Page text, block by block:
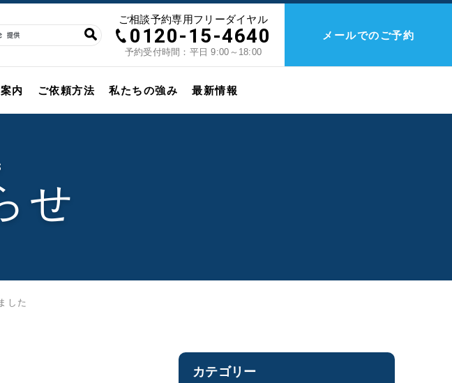
ご相談予約専用フリーダイヤル
0120-15-4640
予約受付時間：平日 9:00～18:00
メールでのご予約
内 ご依頼方法 私たちの強み 最新情報
せ
した
カテゴリー